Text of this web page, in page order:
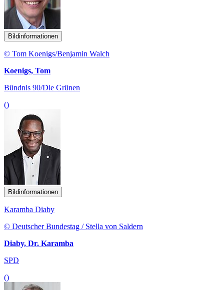
Bildinformationen
© Tom Koenigs/Benjamin Walch
Koenigs, Tom
Bündnis 90/Die Grünen
()
Bildinformationen
Karamba Diaby
© Deutscher Bundestag / Stella von Saldern
Diaby, Dr. Karamba
SPD
()